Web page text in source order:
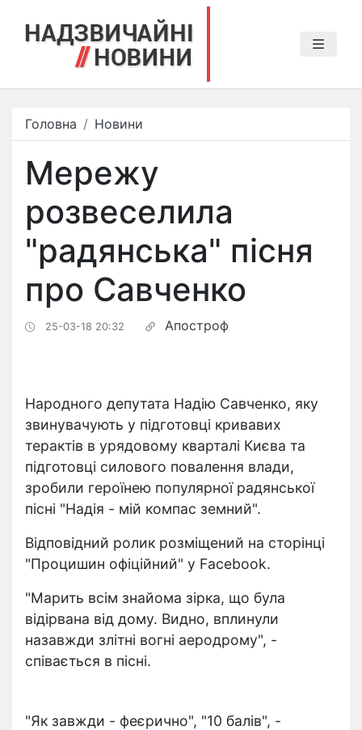
Головна Новини
Мережу
розвеселила
"радянська" пісня
про Савченко
25-03-18 20:32 Апостроф
Народного депутата Надію Савченко, яку
звинувачують у підготовці кривавих
терактів в урядовому кварталі Києва та
підготовці силового повалення влади,
зробили героїнею популярної радянської
пісні "Надія - мій компас земний".
Відповідний ролик розміщений на сторінці
"Процишин офіційний" у Facebook.
"Марить всім знайома зірка, що була
відірвана від дому. Видно, вплинули
назавжди злітні вогні аеродрому", -
співається в пісні.
"Як завжди - феєрично", "10 балів", -